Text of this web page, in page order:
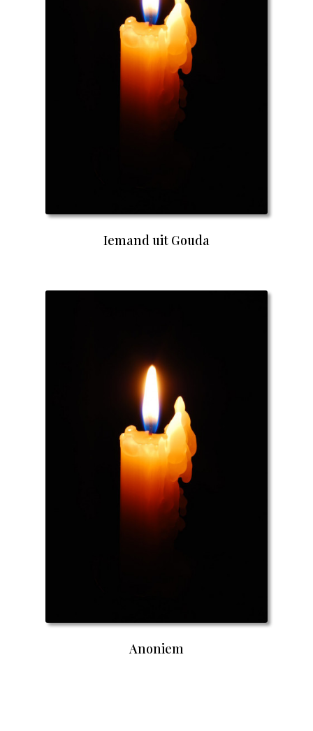
Iemand uit Gouda
Anoniem